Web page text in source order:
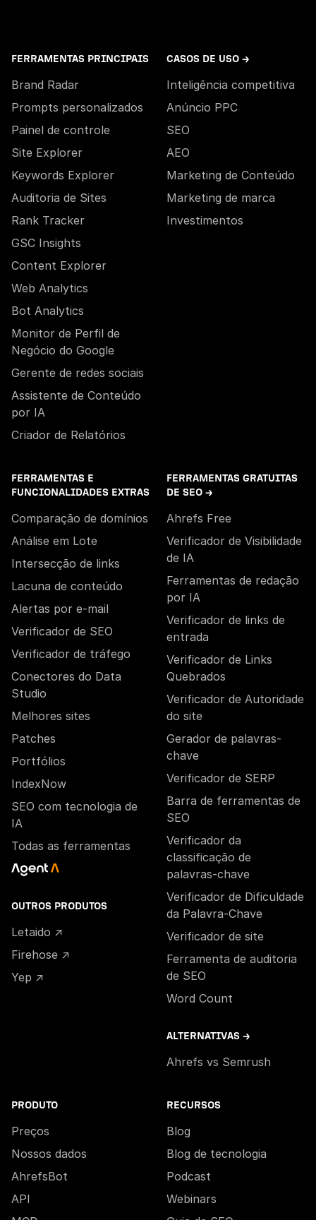
FERRAMENTAS PRINCIPAIS
Brand Radar
Prompts personalizados
Painel de controle
Site Explorer
Keywords Explorer
Auditoria de Sites
Rank Tracker
GSC Insights
Content Explorer
Web Analytics
Bot Analytics
Monitor de Perfil de
Negócio do Google
Gerente de redes sociais
Assistente de Conteúdo
por IA
Criador de Relatórios
CASOS DE USO →
Inteligência competitiva
Anúncio PPC
SEO
AEO
Marketing de Conteúdo
Marketing de marca
Investimentos
FERRAMENTAS E
FUNCIONALIDADES EXTRAS
Comparação de domínios
Análise em Lote
Intersecção de links
Lacuna de conteúdo
Alertas por e-mail
Verificador de SEO
Verificador de tráfego
Conectores do Data
Studio
Melhores sites
Patches
Portfólios
IndexNow
SEO com tecnologia de
IA
Todas as ferramentas
OUTROS PRODUTOS
Letaido ↗
Firehose ↗
Yep ↗
FERRAMENTAS GRATUITAS
DE SEO →
Ahrefs Free
Verificador de Visibilidade
de IA
Ferramentas de redação
por IA
Verificador de links de
entrada
Verificador de Links
Quebrados
Verificador de Autoridade
do site
Gerador de palavras-
chave
Verificador de SERP
Barra de ferramentas de
SEO
Verificador da
classificação de
palavras-chave
Verificador de Dificuldade
da Palavra-Chave
Verificador de site
Ferramenta de auditoria
de SEO
Word Count
ALTERNATIVAS →
Ahrefs vs Semrush
PRODUTO
Preços
Nossos dados
AhrefsBot
API
RECURSOS
Blog
Blog de tecnologia
Podcast
Webinars